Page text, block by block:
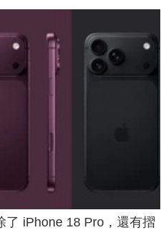
了 iPhone 18 Pro，還有摺